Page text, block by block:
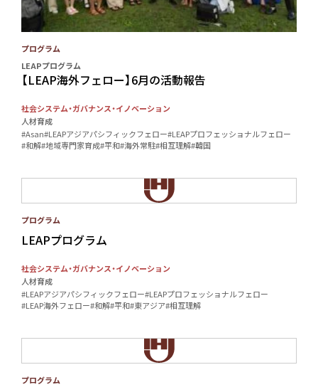
プログラム
LEAPプログラム
【LEAP海外フェロー】6月の活動報告
社会システム・ガバナンス・イノベーション
人材育成
#Asan#LEAPアジアパシフィックフェロー#LEAPプロフェッショナルフェロー
#和解#地域専門家育成#平和#海外常駐#相互理解#韓国
プログラム
LEAPプログラム
社会システム・ガバナンス・イノベーション
人材育成
#LEAPアジアパシフィックフェロー#LEAPプロフェッショナルフェロー
#LEAP海外フェロー#和解#平和#東アジア#相互理解
プログラム